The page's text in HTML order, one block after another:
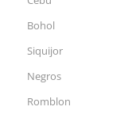
Bohol
Siquijor
Negros
Romblon